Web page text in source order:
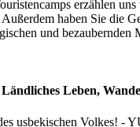
erzählen
haben Sie die
und
Leben,